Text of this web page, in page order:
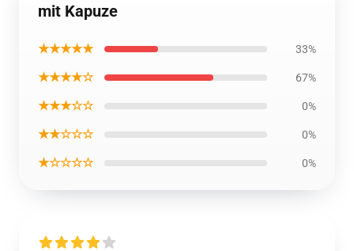
mit Kapuze
★★★★★ 33%
★★★★☆ 67%
★★★☆☆ 0%
★★☆☆☆ 0%
★☆☆☆☆ 0%